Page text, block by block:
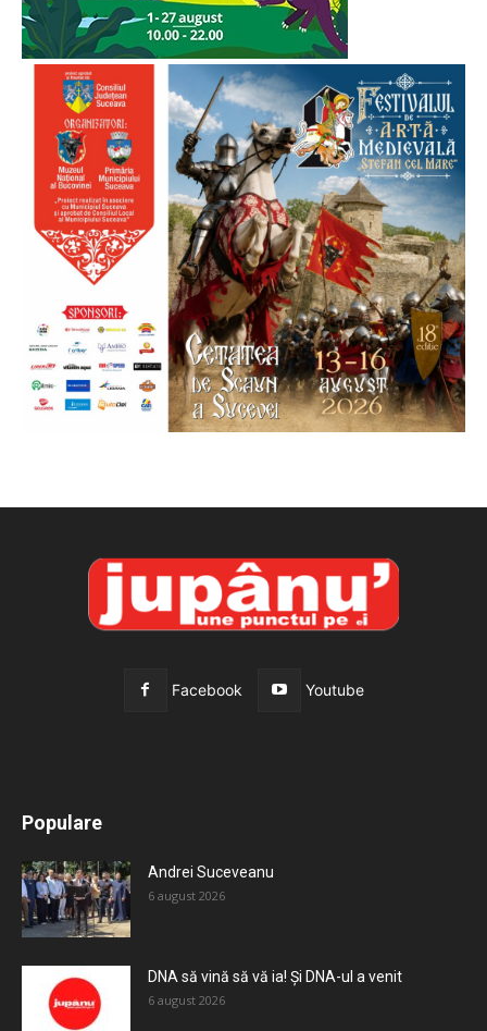
Facebook Youtube
Populare
Andrei Suceveanu
6 august 2026
DNA să vină să vă ia! Și DNA-ul a venit
6 august 2026